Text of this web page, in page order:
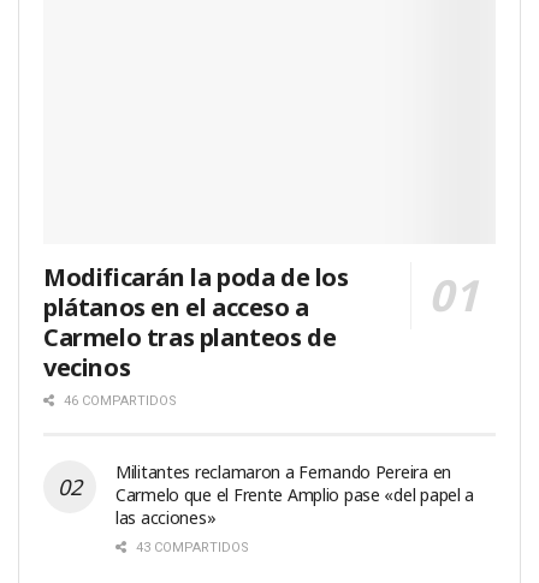
Modificarán la poda de los
plátanos en el acceso a
Carmelo tras planteos de
vecinos
46 COMPARTIDOS
Militantes reclamaron a Fernando Pereira en
Carmelo que el Frente Amplio pase «del papel a
las acciones»
43 COMPARTIDOS